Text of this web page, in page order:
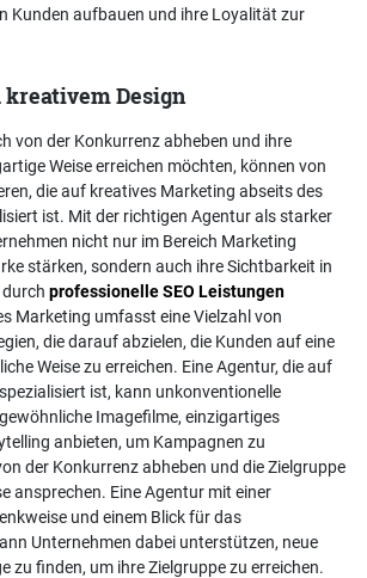
Kunden aufbauen und ihre Loyalität zur
kreativem Design
von der Konkurrenz abheben und ihre
Weise erreichen möchten, können von
die auf kreatives Marketing abseits des
ist. Mit der richtigen Agentur als starker
nicht nur im Bereich Marketing
stärken, sondern auch ihre Sichtbarkeit in
professionelle SEO Leistungen
Marketing umfasst eine Vielzahl von
die darauf abzielen, die Kunden auf eine
Weise zu erreichen. Eine Agentur, die auf
ist, kann unkonventionelle
Imagefilme, einzigartiges
anbieten, um Kampagnen zu
der Konkurrenz abheben und die Zielgruppe
ansprechen. Eine Agentur mit einer
und einem Blick für das
Unternehmen dabei unterstützen, neue
zu finden, um ihre Zielgruppe zu erreichen.